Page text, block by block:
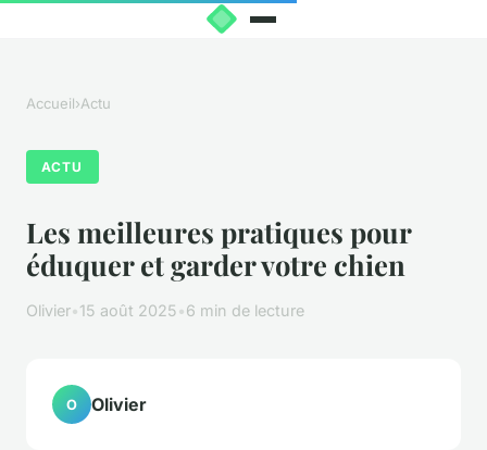
Accueil›Actu
ACTU
Les meilleures pratiques pour
éduquer et garder votre chien
Olivier•15 août 2025•6 min de lecture
O Olivier